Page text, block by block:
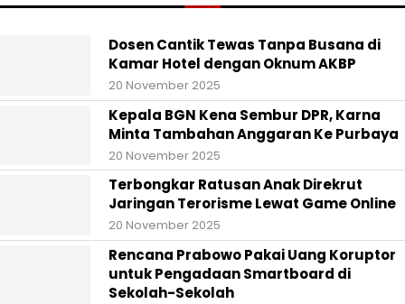
Dosen Cantik Tewas Tanpa Busana di
Kamar Hotel dengan Oknum AKBP
20 November 2025
Kepala BGN Kena Sembur DPR, Karna
Minta Tambahan Anggaran Ke Purbaya
20 November 2025
Terbongkar Ratusan Anak Direkrut
Jaringan Terorisme Lewat Game Online
20 November 2025
Rencana Prabowo Pakai Uang Koruptor
untuk Pengadaan Smartboard di
Sekolah-Sekolah